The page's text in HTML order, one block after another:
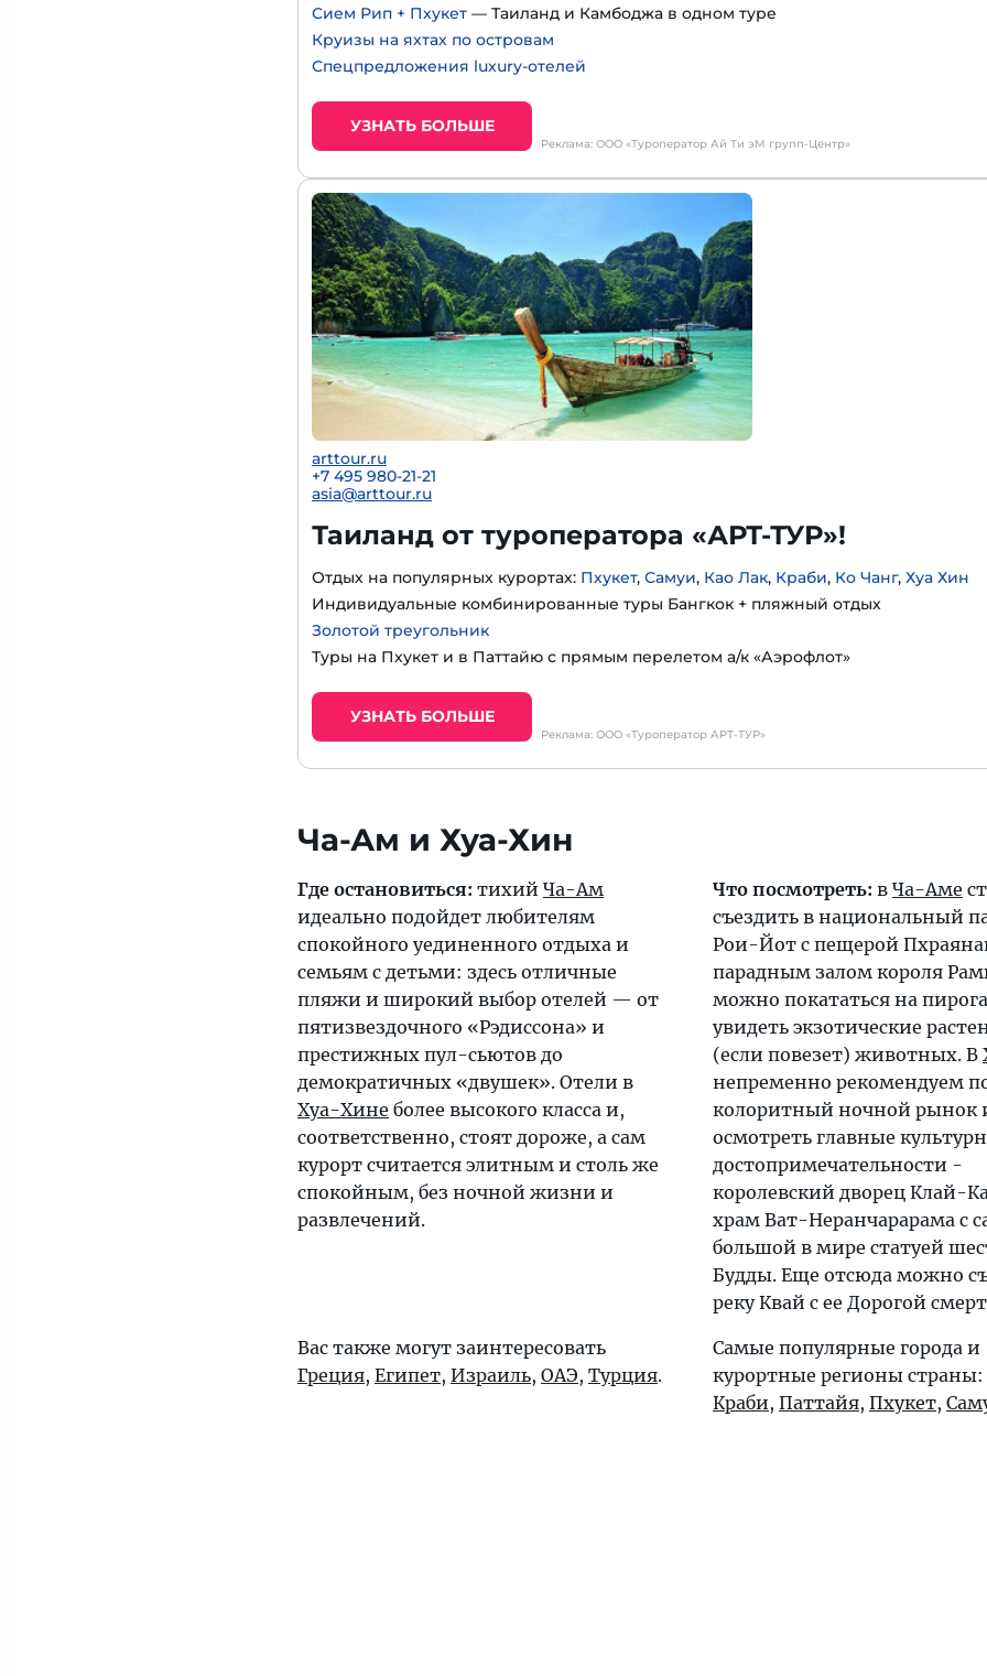
Сием Рип + Пхукет — Таиланд и Камбоджа в одном туре
Круизы на яхтах по островам
Спецпредложения luxury-отелей
УЗНАТЬ БОЛЬШЕ
Реклама: ООО «Туроператор Ай Ти эМ групп-Центр»
arttour.ru
+7 495 980-21-21
asia@arttour.ru
Таиланд от туроператора «АРТ-ТУР»!
Отдых на популярных курортах: Пхукет, Самуи, Као Лак, Краби, Ко Чанг, Хуа Хин
Индивидуальные комбинированные туры Бангкок + пляжный отдых
Золотой треугольник
Туры на Пхукет и в Паттайю с прямым перелетом а/к «Аэрофлот»
УЗНАТЬ БОЛЬШЕ
Реклама: ООО «Туроператор АРТ-ТУР»
Где остановиться: тихий Ча-Ам
идеально подойдет любителям
спокойного уединенного отдыха и
семьям с детьми: здесь отличные
пляжи и широкий выбор отелей — от
пятизвездочного «Рэдиссона» и
престижных пул-сьютов до
демократичных «двушек». Отели в
Хуа-Хине более высокого класса и,
соответственно, стоят дороже, а сам
курорт считается элитным и столь же
спокойным, без ночной жизни и
развлечений.
Что посмотреть: в Ча-Аме
съездить в национальный
Рои-Йот с пещерой
парадным залом короля
можно покататься на
увидеть экзотические
(если повезет) животных. В
непременно рекомендуем
колоритный ночной рынок
осмотреть главные
достопримечательности -
королевский дворец Клай-
храм Ват-Неранчарарама с
большой в мире статуей
Будды. Еще отсюда можно
реку Квай с ее Дорогой
Вас также могут заинтересовать
Греция, Египет, Израиль, ОАЭ, Турция.
Самые популярные города и
курортные регионы страны:
Краби, Паттайя, Пхукет,